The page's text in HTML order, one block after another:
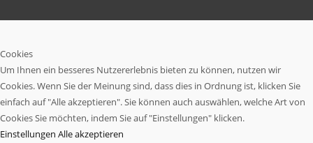
Cookies
Um Ihnen ein besseres Nutzererlebnis bieten zu können, nutzen wir
Cookies. Wenn Sie der Meinung sind, dass dies in Ordnung ist, klicken Sie
einfach auf "Alle akzeptieren". Sie können auch auswählen, welche Art von
Cookies Sie möchten, indem Sie auf "Einstellungen" klicken.
Einstellungen Alle akzeptieren